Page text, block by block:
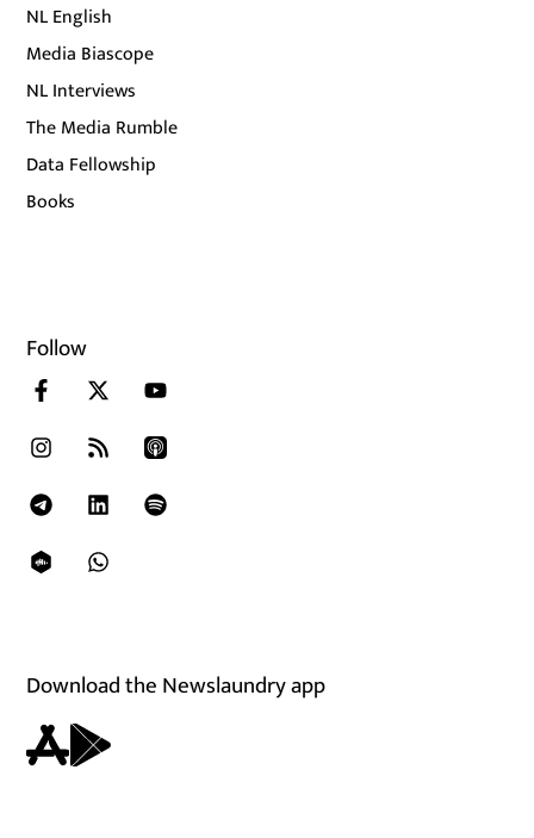
NL English
Media Biascope
NL Interviews
The Media Rumble
Data Fellowship
Books
Follow
Download the Newslaundry app